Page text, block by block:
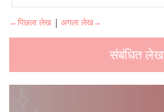
←पिछला लेख | अगला लेख→
संबंधित लेख